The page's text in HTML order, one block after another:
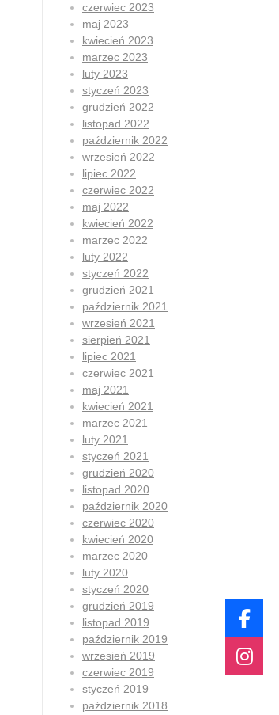
czerwiec 2023
maj 2023
kwiecień 2023
marzec 2023
luty 2023
styczeń 2023
grudzień 2022
listopad 2022
październik 2022
wrzesień 2022
lipiec 2022
czerwiec 2022
maj 2022
kwiecień 2022
marzec 2022
luty 2022
styczeń 2022
grudzień 2021
październik 2021
wrzesień 2021
sierpień 2021
lipiec 2021
czerwiec 2021
maj 2021
kwiecień 2021
marzec 2021
luty 2021
styczeń 2021
grudzień 2020
listopad 2020
październik 2020
czerwiec 2020
kwiecień 2020
marzec 2020
luty 2020
styczeń 2020
grudzień 2019
listopad 2019
październik 2019
wrzesień 2019
czerwiec 2019
styczeń 2019
październik 2018